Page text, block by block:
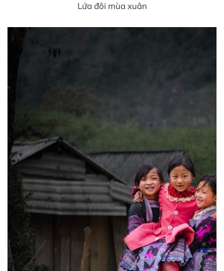
Lứa đôi mùa xuân